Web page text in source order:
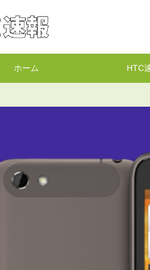
ホーム HTC